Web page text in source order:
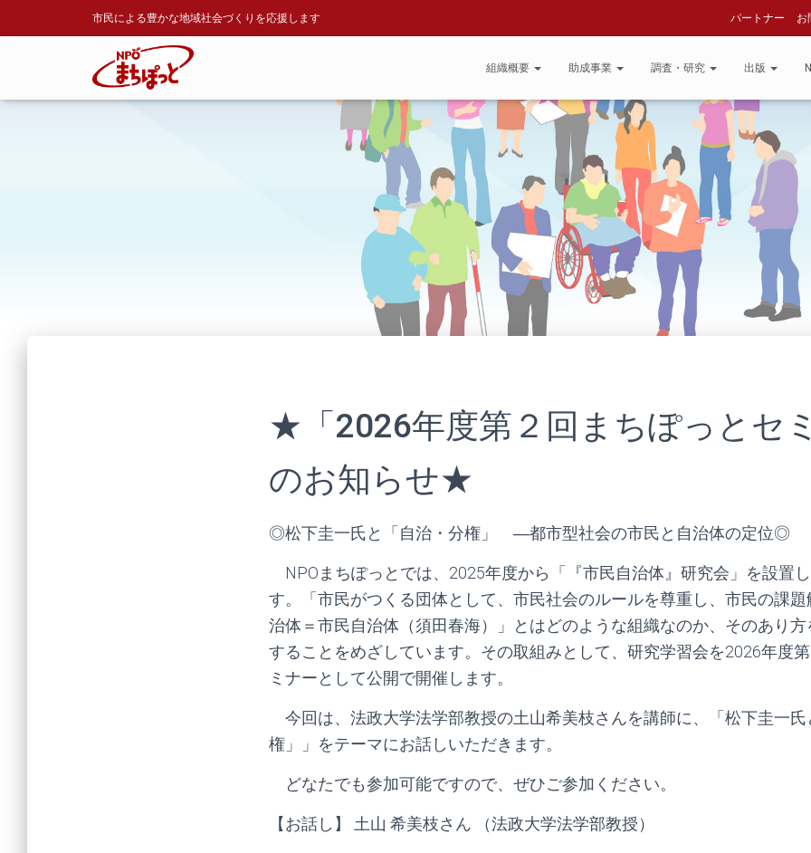
市民による豊かな地域社会づくりを応援します パートナー お
組織概要 助成事業 調査・研究 出版
★「2026年度第２回まちぽっとセ
のお知らせ★
◎松下圭一氏と「自治・分権」 ―都市型社会の市民と自治体の定位◎
NPOまちぽっとでは、2025年度から「『市民自治体』研究会」を設置
す。「市民がつくる団体として、市民社会のルールを尊重し、市民の課
治体＝市民自治体（須田春海）」とはどのような組織なのか、そのあり
することをめざしています。その取組みとして、研究学習会を2026年度
ミナーとして公開で開催します。
今回は、法政大学法学部教授の土山希美枝さんを講師に、「松下圭一氏
権」」をテーマにお話しいただきます。
どなたでも参加可能ですので、ぜひご参加ください。
【お話し】 土山 希美枝さん （法政大学法学部教授）